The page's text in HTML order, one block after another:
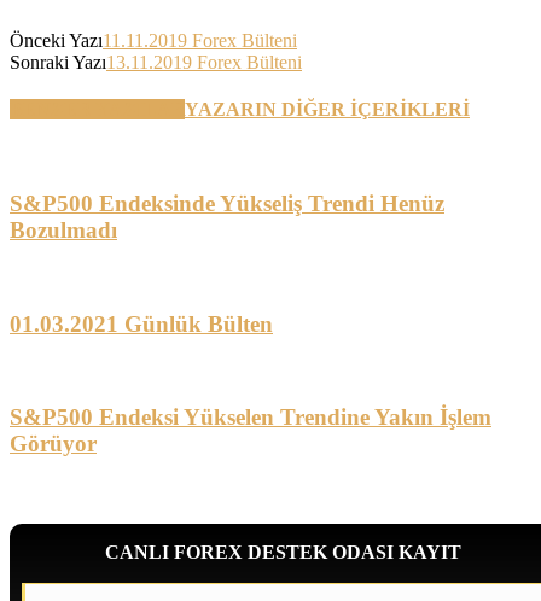
Önceki Yazı11.11.2019 Forex Bülteni
Sonraki Yazı13.11.2019 Forex Bülteni
YAZARIN DİĞER İÇERİKLERİ
S&P500 Endeksinde Yükseliş Trendi Henüz
Bozulmadı
01.03.2021 Günlük Bülten
S&P500 Endeksi Yükselen Trendine Yakın İşlem
Görüyor
CANLI FOREX DESTEK ODASI KAYIT